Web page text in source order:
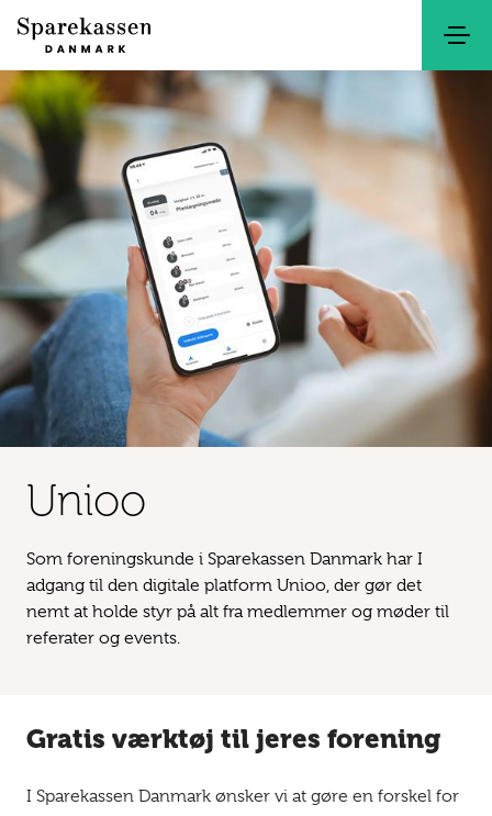
Unioo
Som foreningskunde i Sparekassen Danmark har I
adgang til den digitale platform Unioo, der gør det
nemt at holde styr på alt fra medlemmer og møder til
referater og events.
Gratis værktøj til jeres forening
I Sparekassen Danmark ønsker vi at gøre en forskel for